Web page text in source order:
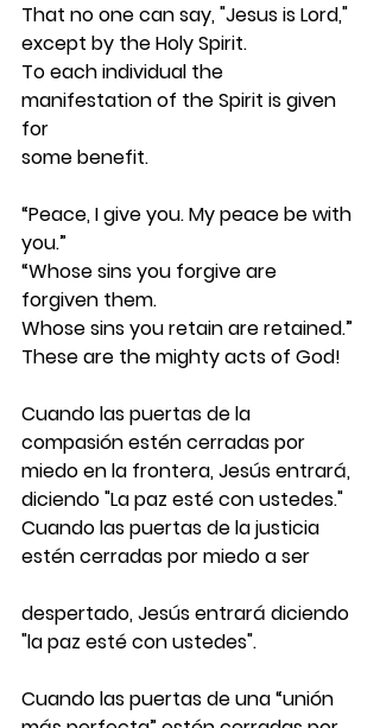
That no one can say, "Jesus is Lord,"
except by the Holy Spirit.
To each individual the
manifestation of the Spirit is given
for
some benefit.
“Peace, I give you. My peace be with
you.”
“Whose sins you forgive are
forgiven them.
Whose sins you retain are retained.”
These are the mighty acts of God!
Cuando las puertas de la
compasión estén cerradas por
miedo en la frontera, Jesús entrará,
diciendo "La paz esté con ustedes."
Cuando las puertas de la justicia
estén cerradas por miedo a ser
despertado, Jesús entrará diciendo
"la paz esté con ustedes".
Cuando las puertas de una “unión